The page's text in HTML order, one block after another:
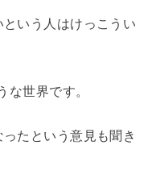
いう人はけっこうい
な世界です。
たという意見も聞き